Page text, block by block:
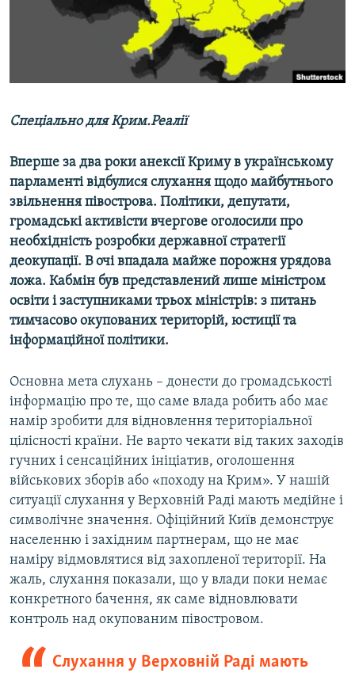
ВІДЕОУРОКИ «ELIFBE»
СВІДЧЕННЯ ОКУПАЦІЇ
УКРАЇНСЬКА ПРОБЛЕМА КРИМУ
Усі сайти RFE/RL
Спеціально для Крим.Реалії
Вперше за два роки анексії Криму в українському
парламенті відбулися слухання щодо майбутнього
звільнення півострова. Політики, депутати,
громадські активісти вчергове оголосили про
необхідність розробки державної стратегії
деокупації. В очі впадала майже порожня урядова
ложа. Кабмін був представлений лише міністром
освіти і заступниками трьох міністрів: з питань
тимчасово окупованих територій, юстиції та
інформаційної політики.
Основна мета слухань – донести до громадськості
інформацію про те, що саме влада робить або має
намір зробити для відновлення територіальної
цілісності країни. Не варто чекати від таких заходів
гучних і сенсаційних ініціатив, оголошення
військових зборів або «походу на Крим». У нашій
ситуації слухання у Верховній Раді мають медійне і
символічне значення. Офіційний Київ демонструє
населенню і західним партнерам, що не має
наміру відмовлятися від захопленої території. На
жаль, слухання показали, що у влади поки немає
конкретного бачення, як саме відновлювати
контроль над окупованим півостровом.
Слухання у Верховній Раді мають